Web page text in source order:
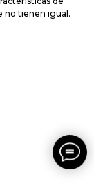
no tienen igual.